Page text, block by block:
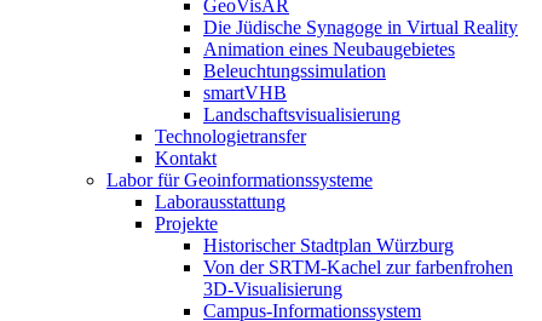
GeoVisAR
Die Jüdische Synagoge in Virtual Reality
Animation eines Neubaugebietes
Beleuchtungssimulation
smartVHB
Landschaftsvisualisierung
Technologietransfer
Kontakt
Labor für Geoinformationssysteme
Laborausstattung
Projekte
Historischer Stadtplan Würzburg
Von der SRTM-Kachel zur farbenfrohen
3D-Visualisierung
Campus-Informationssystem